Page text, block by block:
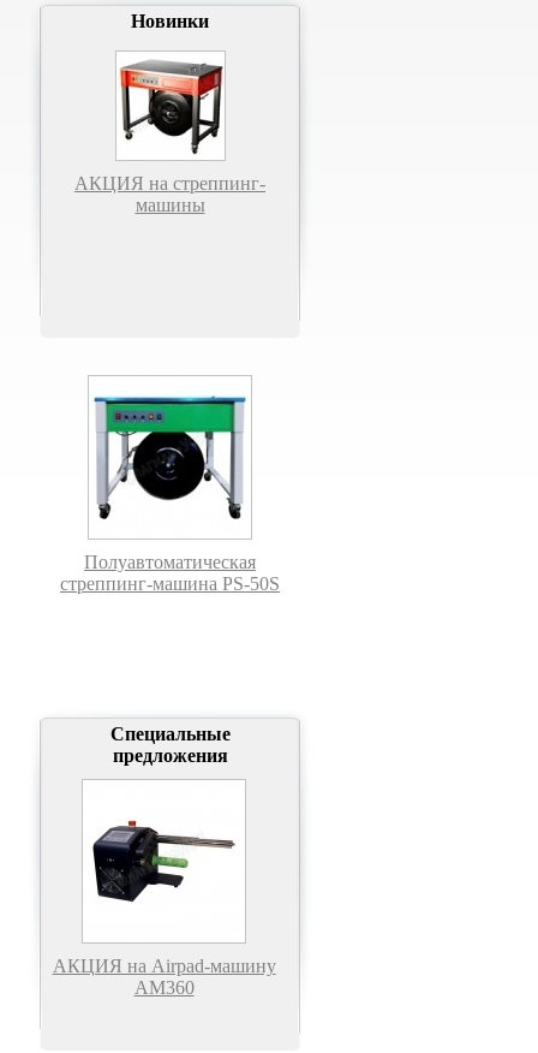
Новинки
АКЦИЯ на стреппинг-
машины
Полуавтоматическая
стреппинг-машина PS-50S
Специальные
предложения
АКЦИЯ на Airpad-машину
АМ360